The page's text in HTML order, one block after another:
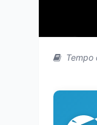
Tempo